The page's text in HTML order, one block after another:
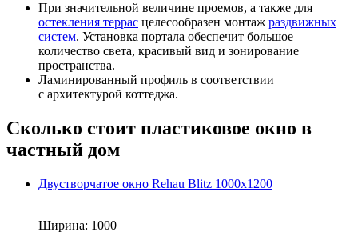
При значительной величине проемов, а также для
остекления террас целесообразен монтаж раздвижных
систем. Установка портала обеспечит большое
количество света, красивый вид и зонирование
пространства.
Ламинированный профиль в соответствии
с архитектурой коттеджа.
Сколько стоит пластиковое окно в
частный дом
Двустворчатое окно Rehau Blitz 1000x1200
Ширина: 1000